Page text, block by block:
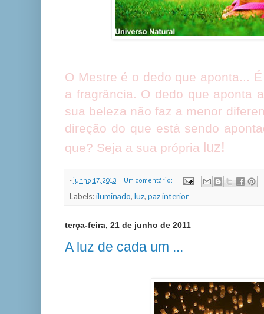
O Mestre é o dedo que aponta...
a fragrância. O dedo que aponta
sua beleza não faz a menor
direção do que está sendo
que? Seja a sua própria luz!
-junho 17, 2013 Um comentário:
Labels:iluminado, luz, paz interior
terça-feira, 21 de junho de 2011
A luz de cada um ...